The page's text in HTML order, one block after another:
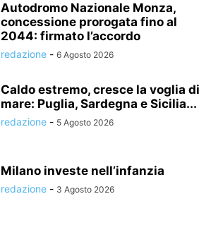
Autodromo Nazionale Monza,
concessione prorogata fino al
2044: firmato l’accordo
redazione - 6 Agosto 2026
Caldo estremo, cresce la voglia di
mare: Puglia, Sardegna e Sicilia...
redazione - 5 Agosto 2026
Milano investe nell’infanzia
redazione - 3 Agosto 2026